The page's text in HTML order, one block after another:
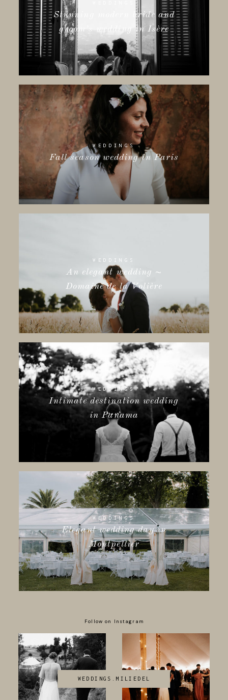
Stunning modern bride and
groom’s wedding in Isère
WEDDINGS
Fall season wedding in Paris
WEDDINGS
An elegant wedding ~
Domaine de la Volière
WEDDINGS
Intimate destination wedding
in Panama
WEDDINGS
Elegant wedding day in
Montpellier
Follow on Instagram
WEDDINGS.MILIEDEL